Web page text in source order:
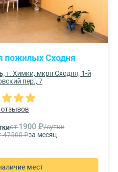
пожилых Сходня
г. Химки, мкрн Сходня, 1-й
пер., 7
отзывов
от1900 ₽/сутки
47500 ₽за месяц
мест